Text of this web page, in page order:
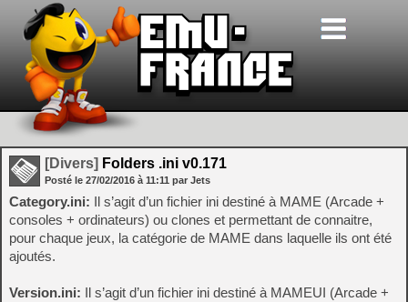
[Divers] Folders .ini v0.171
Posté le 27/02/2016 à 11:11 par Jets
Category.ini: Il s’agit d’un fichier ini destiné à MAME (Arcade +
consoles + ordinateurs) ou clones et permettant de connaitre,
pour chaque jeux, la catégorie de MAME dans laquelle ils ont été
ajoutés.
Version.ini: Il s’agit d’un fichier ini destiné à MAMEUI (Arcade +